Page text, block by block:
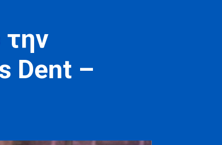
Dent –